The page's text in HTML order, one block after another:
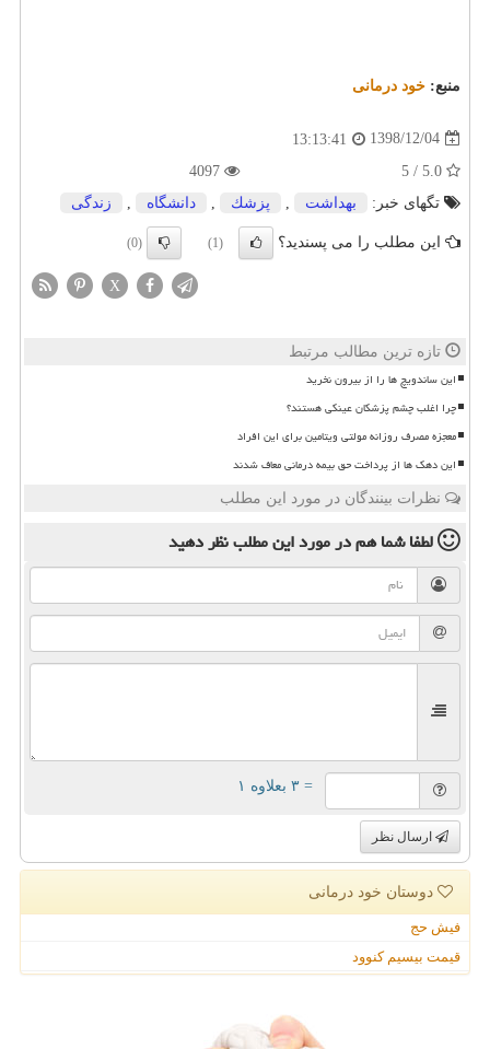
منبع: خود درمانی
1398/12/04
13:13:41
تگهای خبر:
بهداشت پزشك دانشگاه زندگی
این مطلب را می پسندید؟ (1)
(0)
X
تازه ترین مطالب مرتبط
این ساندویچ ها را از بیرون نخرید
چرا اغلب چشم پزشکان عینکی هستند؟
معجزه مصرف روزانه مولتی ویتامین برای این افراد
این دهک ها از پرداخت حق بیمه درمانی معاف شدند
نظرات بینندگان در مورد این مطلب
لطفا شما همدر مورد این مطلبنظر دهید
= ۳ بعلاوه ۱
ارسال نظر
دوستان خود درمانی
فیش حج
قیمت بیسیم کنوود